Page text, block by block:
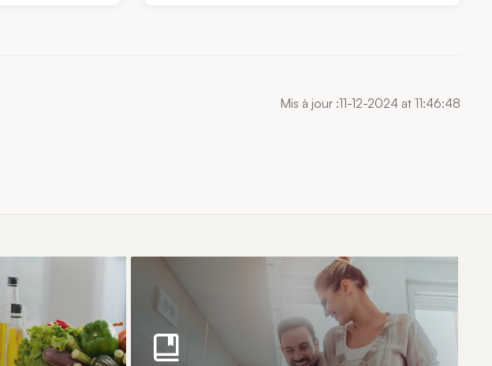
Mis à jour :11-12-2024 at 11:46:48